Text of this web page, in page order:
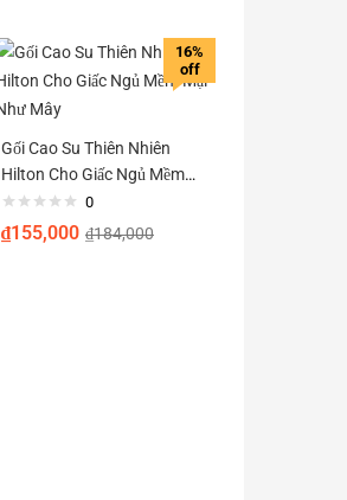
16%
off
Gối Cao Su Thiên Nhiên
Hilton Cho Giấc Ngủ Mềm
Mại Như Mây
0
₫155,000 ₫184,000